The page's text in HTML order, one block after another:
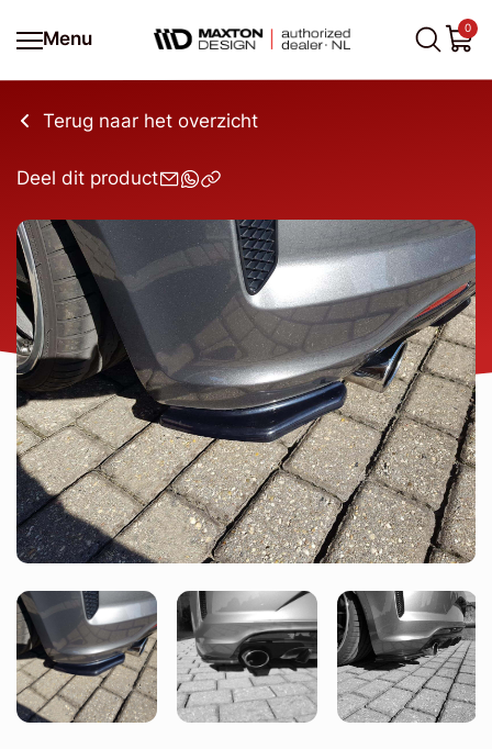
Menu
0
Terug naar het overzicht
Deel dit product